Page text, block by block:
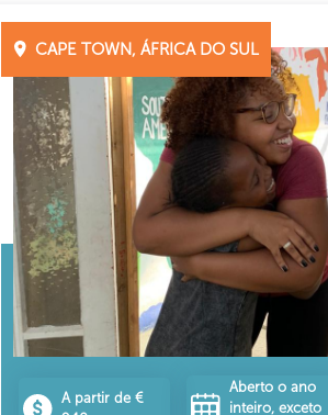
CAPE TOWN, ÁFRICA DO SUL
A partir de €
Aberto o ano
inteiro, exceto